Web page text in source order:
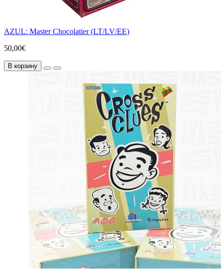
AZUL: Master Chocolatier (LT/LV/EE)
50,00€
В корзину